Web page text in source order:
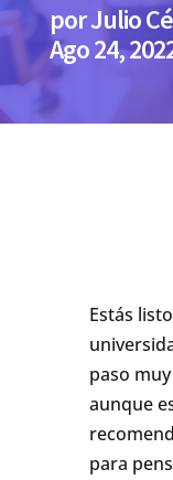
porJulio
Ago 24,
Estás
paso
aunque
para